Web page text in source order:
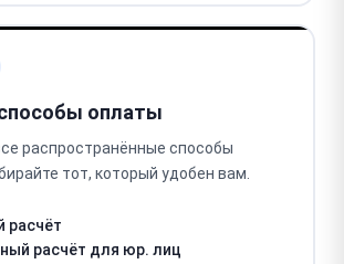
оплаты
распространённые способы
тот, который удобен вам.
расчёт
расчёт для юр. лиц